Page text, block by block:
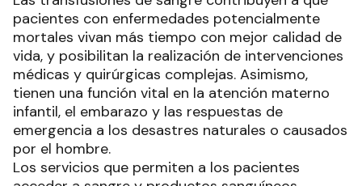
pacientes con enfermedades potencialmente
mortales vivan más tiempo con mejor calidad de
vida, y posibilitan la realización de intervenciones
médicas y quirúrgicas complejas. Asimismo,
tienen una función vital en la atención materno
infantil, el embarazo y las respuestas de
emergencia a los desastres naturales o causados
por el hombre.
Los servicios que permiten a los pacientes